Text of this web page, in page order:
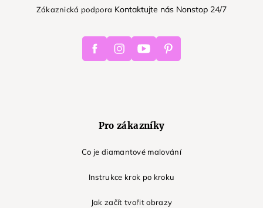
Zákaznická podpora Kontaktujte nás Nonstop 24/7
FacebookInstagramYoutube Pinterest
Pro zákazníky
Co je diamantové malování
Instrukce krok po kroku
Jak začít tvořit obrazy